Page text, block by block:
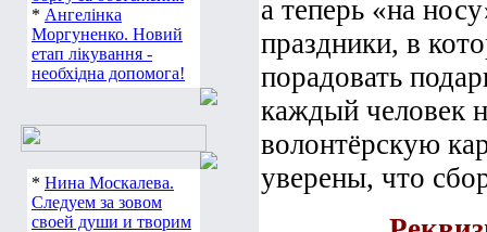
* Ангелінка
Моргуненко. Новий
етап лікування -
необхідна допомога!
* Нина Москалева.
Следуем за зовом
своей души и творим
а теперь «на
праздники, в
порадовать
каждый человек
волонтёрскую
уверены, что